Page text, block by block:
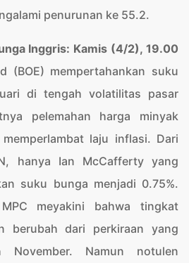
penurunan ke 55.2.
Inggris: Kamis (4/2), 19.00
(BOE) mempertahankan suku
di tengah volatilitas pasar
pelemahan harga minyak
laju inflasi. Dari
hanya Ian McCafferty yang
suku bunga menjadi 0.75%.
meyakini bahwa tingkat
berubah dari perkiraan yang
Namun notulen